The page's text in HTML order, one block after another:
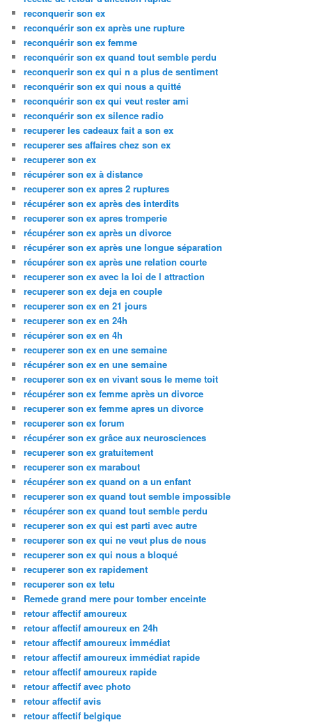
reconquerir son ex
reconquérir son ex après une rupture
reconquérir son ex femme
reconquérir son ex quand tout semble perdu
reconquerir son ex qui n a plus de sentiment
reconquérir son ex qui nous a quitté
reconquérir son ex qui veut rester ami
reconquérir son ex silence radio
recuperer les cadeaux fait a son ex
recuperer ses affaires chez son ex
recuperer son ex
récupérer son ex à distance
recuperer son ex apres 2 ruptures
récupérer son ex après des interdits
recuperer son ex apres tromperie
récupérer son ex après un divorce
récupérer son ex après une longue séparation
récupérer son ex après une relation courte
recuperer son ex avec la loi de l attraction
recuperer son ex deja en couple
recuperer son ex en 21 jours
recuperer son ex en 24h
récupérer son ex en 4h
recuperer son ex en une semaine
récupérer son ex en une semaine
recuperer son ex en vivant sous le meme toit
récupérer son ex femme après un divorce
recuperer son ex femme apres un divorce
recuperer son ex forum
récupérer son ex grâce aux neurosciences
recuperer son ex gratuitement
recuperer son ex marabout
récupérer son ex quand on a un enfant
recuperer son ex quand tout semble impossible
récupérer son ex quand tout semble perdu
recuperer son ex qui est parti avec autre
recuperer son ex qui ne veut plus de nous
recuperer son ex qui nous a bloqué
recuperer son ex rapidement
recuperer son ex tetu
Remede grand mere pour tomber enceinte
retour affectif amoureux
retour affectif amoureux en 24h
retour affectif amoureux immédiat
retour affectif amoureux immédiat rapide
retour affectif amoureux rapide
retour affectif avec photo
retour affectif avis
retour affectif belgique